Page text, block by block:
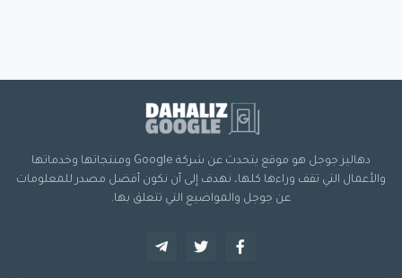
دهاليز جوجل هو موقع يتحدث عن شركة Google ومنتجاتها وخدماتها
والأعمال التي تقف وراءها كلها، نهدف إلى أن نكون أفضل مصدر للمعلومات
عن جوجل والمواضيع التي تتعلق بها.